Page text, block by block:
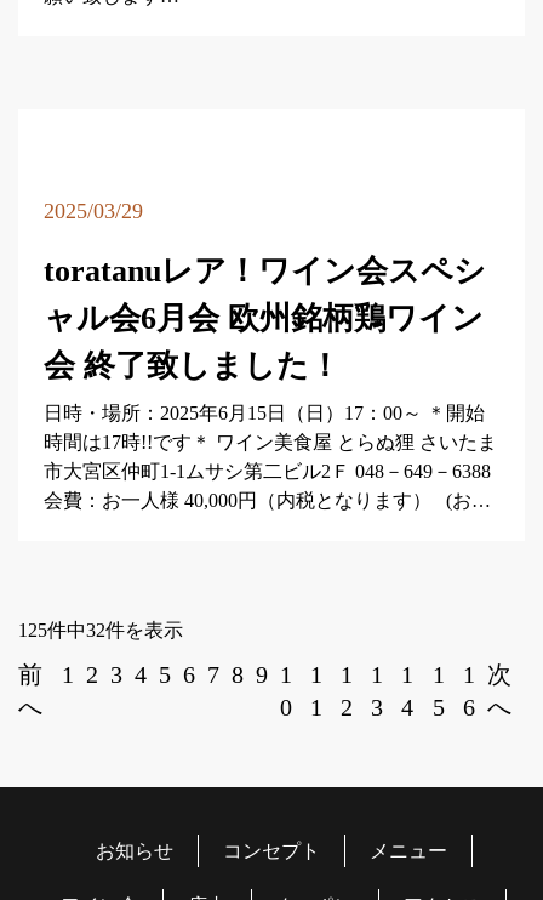
2025/03/29
toratanuレア！ワイン会スペシ
ャル会6月会 欧州銘柄鶏ワイン
会 終了致しました！
日時・場所：2025年6月15日（日）17：00～ ＊開始
時間は17時!!です＊ ワイン美食屋 とらぬ狸 さいたま
市大宮区仲町1-1ムサシ第二ビル2Ｆ 048－649－6388
会費：お一人様 40,000円（内税となります） (お…
125件中32件を表示
前
へ
1 2 3 4 5 6 7 8 9 1
0
1
1
1
2
1
3
1
4
1
5
1
6
次
へ
お知らせ コンセプト メニュー